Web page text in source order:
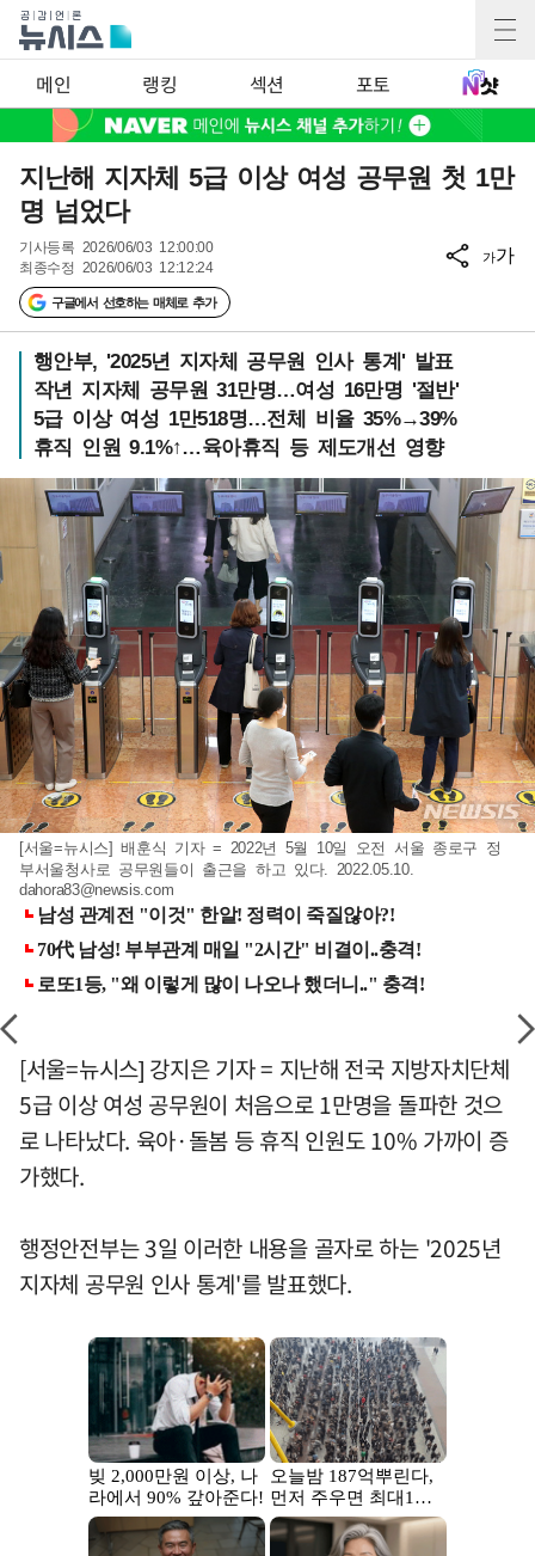
메인 랭킹 섹션 포토
지난해 지자체 5급 이상 여성 공무원 첫 1만
명 넘었다
기사등록 2026/06/03 12:00:00
최종수정 2026/06/03 12:12:24
구글에서 선호하는 매체로 추가
가가
행안부, '2025년 지자체 공무원 인사 통계' 발표
작년 지자체 공무원 31만명…여성 16만명 '절반'
5급 이상 여성 1만518명…전체 비율 35%→39%
휴직 인원 9.1%↑…육아휴직 등 제도개선 영향
[서울=뉴시스] 배훈식 기자 = 2022년 5월 10일 오전 서울 종로구 정
부서울청사로 공무원들이 출근을 하고 있다. 2022.05.10.
dahora83@newsis.com
[서울=뉴시스] 강지은 기자 = 지난해 전국 지방자치단체
5급 이상 여성 공무원이 처음으로 1만명을 돌파한 것으
로 나타났다. 육아·돌봄 등 휴직 인원도 10% 가까이 증
가했다.
행정안전부는 3일 이러한 내용을 골자로 하는 '2025년
지자체 공무원 인사 통계'를 발표했다.